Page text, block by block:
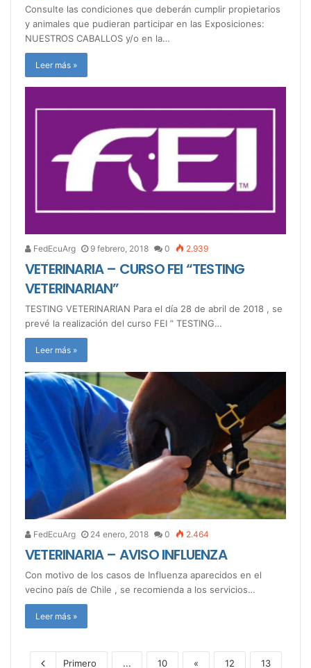
Consulte las condiciones que deberán cumplir propietarios
y animales que pudieran participar en las Exposiciones:
NUESTROS CABALLOS y/o en la…
Leer más »
FedEcuArg 9 febrero, 2018 0 2.939
VETERINARIA – CURSO FEI “TESTING
VETERINARIAN”
TESTING VETERINARIAN Para el día 28 de abril de 2018 , se
prevé la realización del curso FEI ” TESTING…
Leer más »
FedEcuArg 24 enero, 2018 0 2.464
VETERINARIA – AVISO INFLUENZA
Con motivo de los casos de Influenza aparecidos en el
vecino país de Chile , se recomienda a los servicios…
Leer más »
Primero ... 10 « 12 13